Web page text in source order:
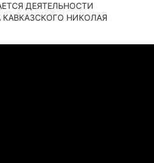
ДЕЯТЕЛЬНОСТИ
КАВКАЗСКОГО НИКОЛАЯ